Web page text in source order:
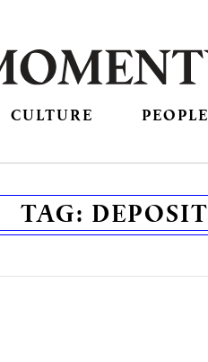
CULTURE PEOPLE
TAG: DEPOSIT